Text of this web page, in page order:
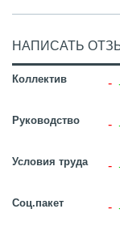
НАПИСАТЬ
Коллектив
Руководство
Условия труда
Соц.пакет